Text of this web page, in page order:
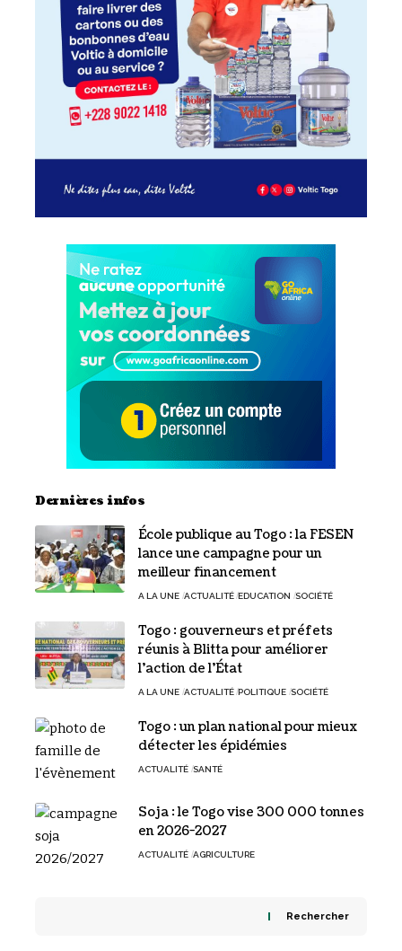
Dernières infos
École publique au Togo : la FESEN
lance une campagne pour un
meilleur financement
A LA UNE ACTUALITÉ EDUCATION SOCIÉTÉ
Togo : gouverneurs et préfets
réunis à Blitta pour améliorer
l’action de l’État
A LA UNE ACTUALITÉ POLITIQUE SOCIÉTÉ
Togo : un plan national pour mieux
détecter les épidémies
ACTUALITÉ SANTÉ
Soja : le Togo vise 300 000 tonnes
en 2026-2027
ACTUALITÉ AGRICULTURE
Rechercher